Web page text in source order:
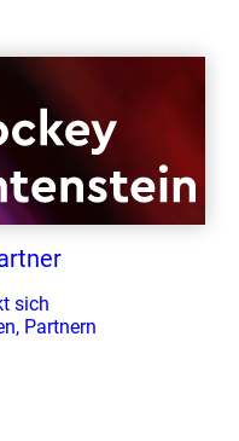
sich
Partnern